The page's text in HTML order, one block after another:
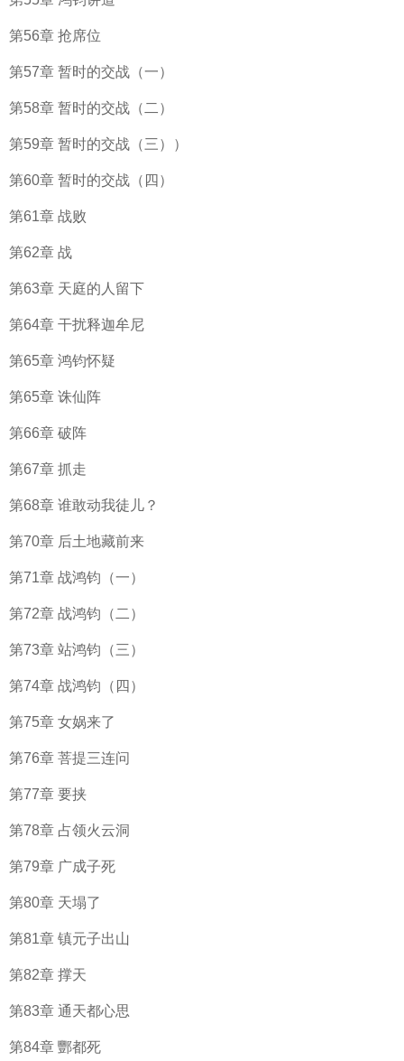
第56章 抢席位
第57章 暂时的交战（一）
第58章 暂时的交战（二）
第59章 暂时的交战（三））
第60章 暂时的交战（四）
第61章 战败
第62章 战
第63章 天庭的人留下
第64章 干扰释迦牟尼
第65章 鸿钧怀疑
第65章 诛仙阵
第66章 破阵
第67章 抓走
第68章 谁敢动我徒儿？
第70章 后土地藏前来
第71章 战鸿钧（一）
第72章 战鸿钧（二）
第73章 站鸿钧（三）
第74章 战鸿钧（四）
第75章 女娲来了
第76章 菩提三连问
第77章 要挟
第78章 占领火云洞
第79章 广成子死
第80章 天塌了
第81章 镇元子出山
第82章 撑天
第83章 通天都心思
第84章 酆都死